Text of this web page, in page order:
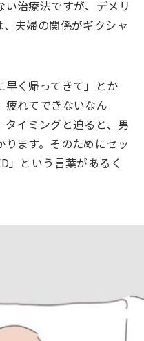
治療法ですが、デメリ
夫婦の関係がギクシャ
早く帰ってきて」とか
疲れてできないなん
イミングと迫ると、男
ます。そのためにセッ
」という言葉があるく